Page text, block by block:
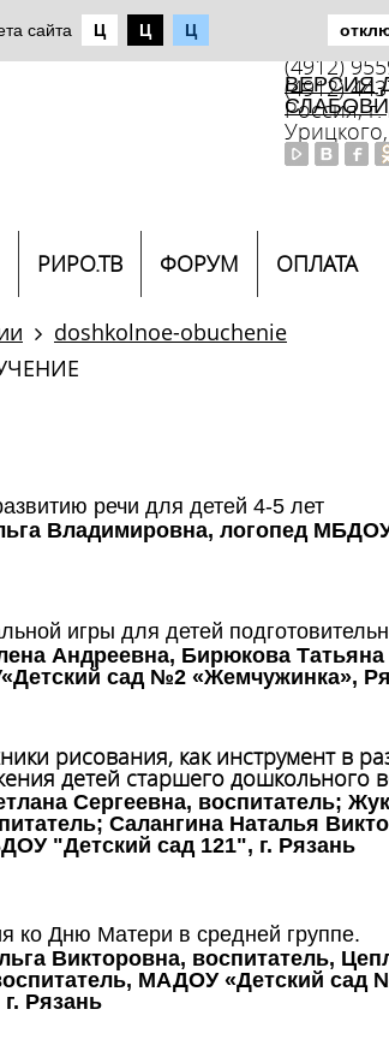
сайта Ц Ц Ц
ВЕРСИЯ
(4912)
(4912)
(4912)
Россия, г.
РИРО.ТВ ФОРУМ ОПЛАТА
doshkolnoe-obuchenie
речи для детей 4-5 лет
Владимировна, логопед
игры для детей
Андреевна, Бирюкова Татьяна
сад №2 «Жемчужинка»,
рисования, как инструмент в
детей старшего дошкольного
Сергеевна, воспитатель;
Салангина Наталья
"Детский сад 121", г. Рязань
ко Дню Матери в средней группе.
Викторовна, воспитатель,
МАДОУ «Детский сад
Рязань